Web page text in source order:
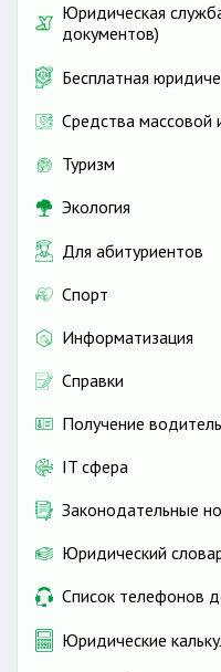
Юридическая
документов)
Бесплатная
Средства массовой
Туризм
Экология
Для абитуриентов
Спорт
Информатизация
Справки
Получение
IT сфера
Законодательные
Юридический
Список телефонов
Юридические